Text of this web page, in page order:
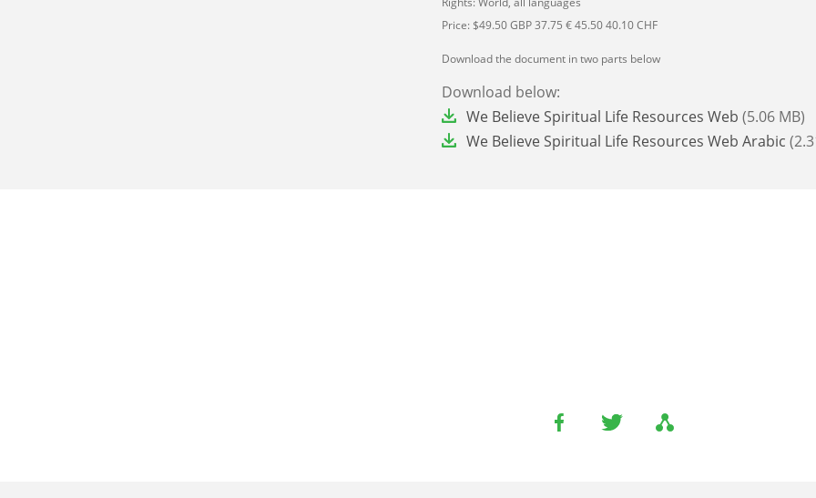
Price: $49.50 GBP 37.75 € 45.50 40.10 CHF
Download the document in two parts below
Download below:
File We Believe Spiritual Life Resources Web (5.06 MB)
File We Believe Spiritual Life Resources Web Arabic